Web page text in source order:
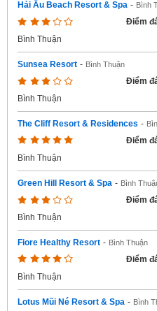
Hải Âu Beach Resort & Spa - Bình
Điểm
Bình Thuận
Sunsea Resort - Bình Thuận
Điểm
Bình Thuận
The Cliff Resort & Residences -
Điểm
Bình Thuận
Green Hill Resort & Spa - Bình
Điểm
Bình Thuận
Fiore Healthy Resort - Bình Thuận
Điểm
Bình Thuận
Lotus Mũi Né Resort & Spa - Bình